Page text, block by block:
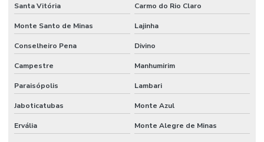
Santa Vitória Carmo do Rio Claro
Monte Santo de Minas Lajinha
Conselheiro Pena Divino
Campestre Manhumirim
Paraisópolis Lambari
Jaboticatubas Monte Azul
Ervália Monte Alegre de Minas